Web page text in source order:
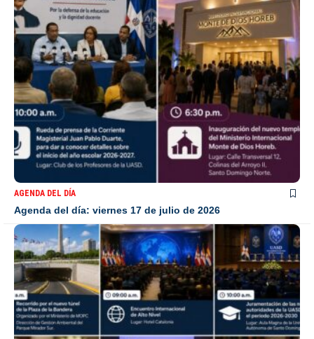
AGENDA DEL DÍA
Agenda del día: viernes 17 de julio de 2026